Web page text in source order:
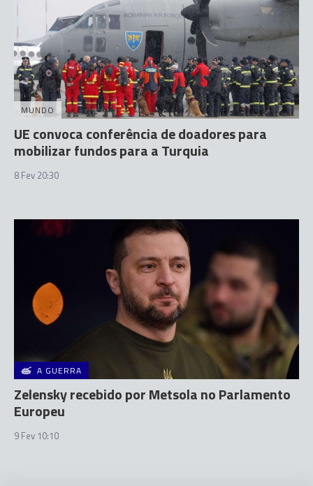
MUNDO
UE convoca conferência de doadores para
mobilizar fundos para a Turquia
8 Fev 20:30
A GUERRA
Zelensky recebido por Metsola no Parlamento
Europeu
9 Fev 10:10